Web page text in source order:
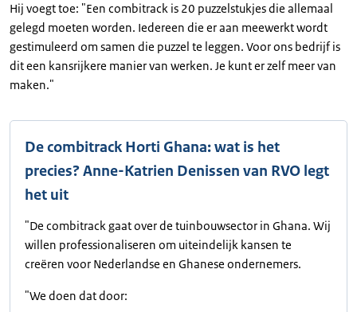
Hij voegt toe: "Een combitrack is 20 puzzelstukjes die allemaal
gelegd moeten worden. Iedereen die er aan meewerkt wordt
gestimuleerd om samen die puzzel te leggen. Voor ons bedrijf is
dit een kansrijkere manier van werken. Je kunt er zelf meer van
maken."
De combitrack Horti Ghana: wat is het
precies? Anne-Katrien Denissen van RVO legt
het uit
"De combitrack gaat over de tuinbouwsector in Ghana. Wij
willen professionaliseren om uiteindelijk kansen te
creëren voor Nederlandse en Ghanese ondernemers.
"We doen dat door: